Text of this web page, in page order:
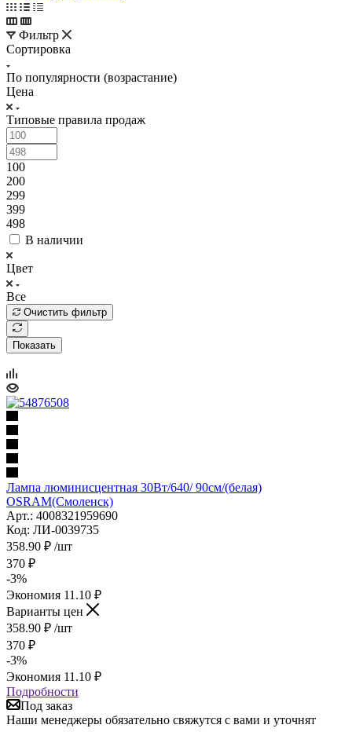
Фильтр
Сортировка
По популярности (возрастание)
Цена
Типовые правила продаж
100
200
299
399
498
В наличии
Цвет
Все
Очистить фильтр
Показать
Лампа люминисцентная 30Вт/640/ 90см/(белая)
OSRАМ(Смоленск)
Арт.: 4008321959690
Код: ЛИ-0039735
358.90 ₽ /шт
370 ₽
-3%
Экономия 11.10 ₽
Варианты цен
358.90 ₽ /шт
370 ₽
-3%
Экономия 11.10 ₽
Подробности
Под заказ
Наши менеджеры обязательно свяжутся с вами и уточнят